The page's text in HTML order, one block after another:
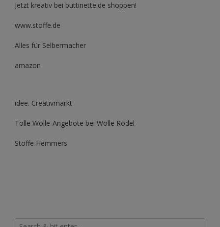
Jetzt kreativ bei buttinette.de shoppen!
www.stoffe.de
Alles für Selbermacher
amazon
idee. Creativmarkt
Tolle Wolle-Angebote bei Wolle Rödel
Stoffe Hemmers